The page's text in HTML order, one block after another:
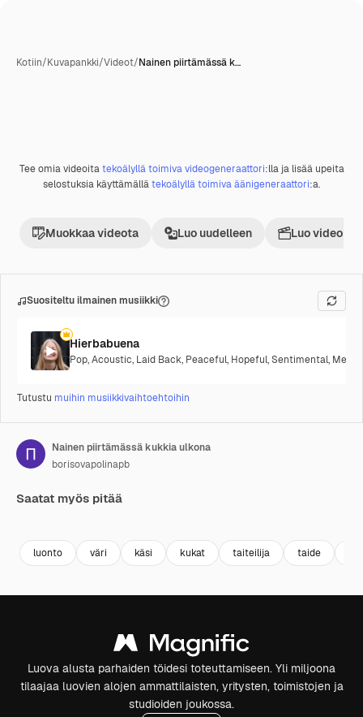
Kotiin/Kuvapankki/Videot/Nainen piirtämässä k…
Premium
Tee omia videoitatekoälyllä toimiva videogeneraattori:lla ja lisää upeita
selostuksia käyttämällätekoälyllä toimiva äänigeneraattori:a.
Muokkaa videota Luo uudelleen Luo
Suositeltu ilmainen musiikki
Hierbabuena
Pop,Acoustic, Laid Back, Peaceful, Hopeful,Sentimental,
Tutustu muihin musiikkivaihtoehtoihin
Nainen piirtämässä kukkia ulkona
borisovapolinapb
Saatat myös pitää
luonto väri käsi kukat taiteilija taide
Luova alusta parhaiden töidesi toteuttamiseen. Yli miljoona
tilaajaa luovien alojen ammattilaisten, yritysten, toimistojen ja
studioiden joukossa.